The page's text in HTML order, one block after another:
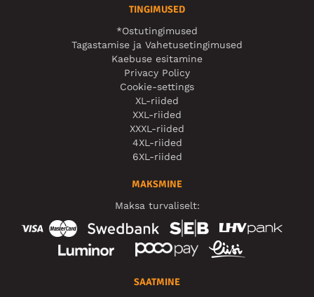
TINGIMUSED
*Ostutingimused
Tagastamise ja Vahetusetingimused
Kaebuse esitamine
Privacy Policy
Cookie-settings
XL-riided
XXL-riided
XXXL-riided
4XL-riided
6XL-riided
MAKSMINE
Maksa turvaliselt:
SAATMINE